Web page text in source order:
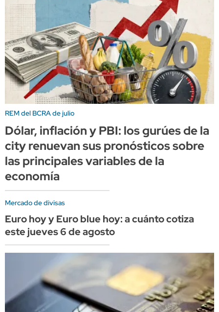
REM del BCRA de julio
Dólar, inflación y PBI: los gurúes de la
city renuevan sus pronósticos sobre
las principales variables de la
economía
Mercado de divisas
Euro hoy y Euro blue hoy: a cuánto cotiza
este jueves 6 de agosto